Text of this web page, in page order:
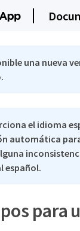
una nueva
el idioma
automática
español.
para